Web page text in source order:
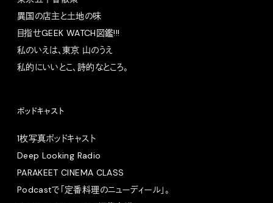
異国の店主と土地の味
目指せGEEK WATCH図鑑!!!
私のいえは、東京 山のうえ
私的にいいとこ、詩的なところ。
ポッドキャスト
1枚写真ポッドキャスト
Deep Looking Radio
PARAKEET CINEMA CLASS
Podcastで「定番料理のニューディール」。